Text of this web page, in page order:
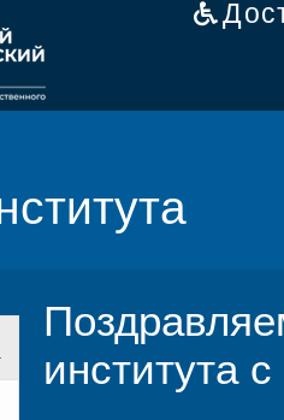
института